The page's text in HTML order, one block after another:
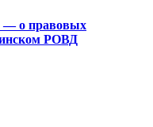
— о правовых
РОВД